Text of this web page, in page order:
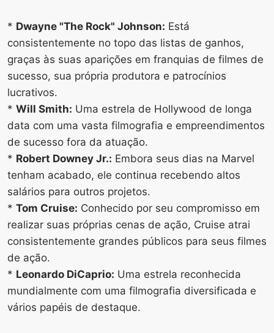
* Dwayne "The Rock" Johnson: Está
consistentemente no topo das listas de ganhos,
graças às suas aparições em franquias de filmes de
sucesso, sua própria produtora e patrocínios
lucrativos.
* Will Smith: Uma estrela de Hollywood de longa
data com uma vasta filmografia e empreendimentos
de sucesso fora da atuação.
* Robert Downey Jr.: Embora seus dias na Marvel
tenham acabado, ele continua recebendo altos
salários para outros projetos.
* Tom Cruise: Conhecido por seu compromisso em
realizar suas próprias cenas de ação, Cruise atrai
consistentemente grandes públicos para seus filmes
de ação.
* Leonardo DiCaprio: Uma estrela reconhecida
mundialmente com uma filmografia diversificada e
vários papéis de destaque.